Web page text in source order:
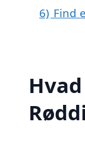
6) Find